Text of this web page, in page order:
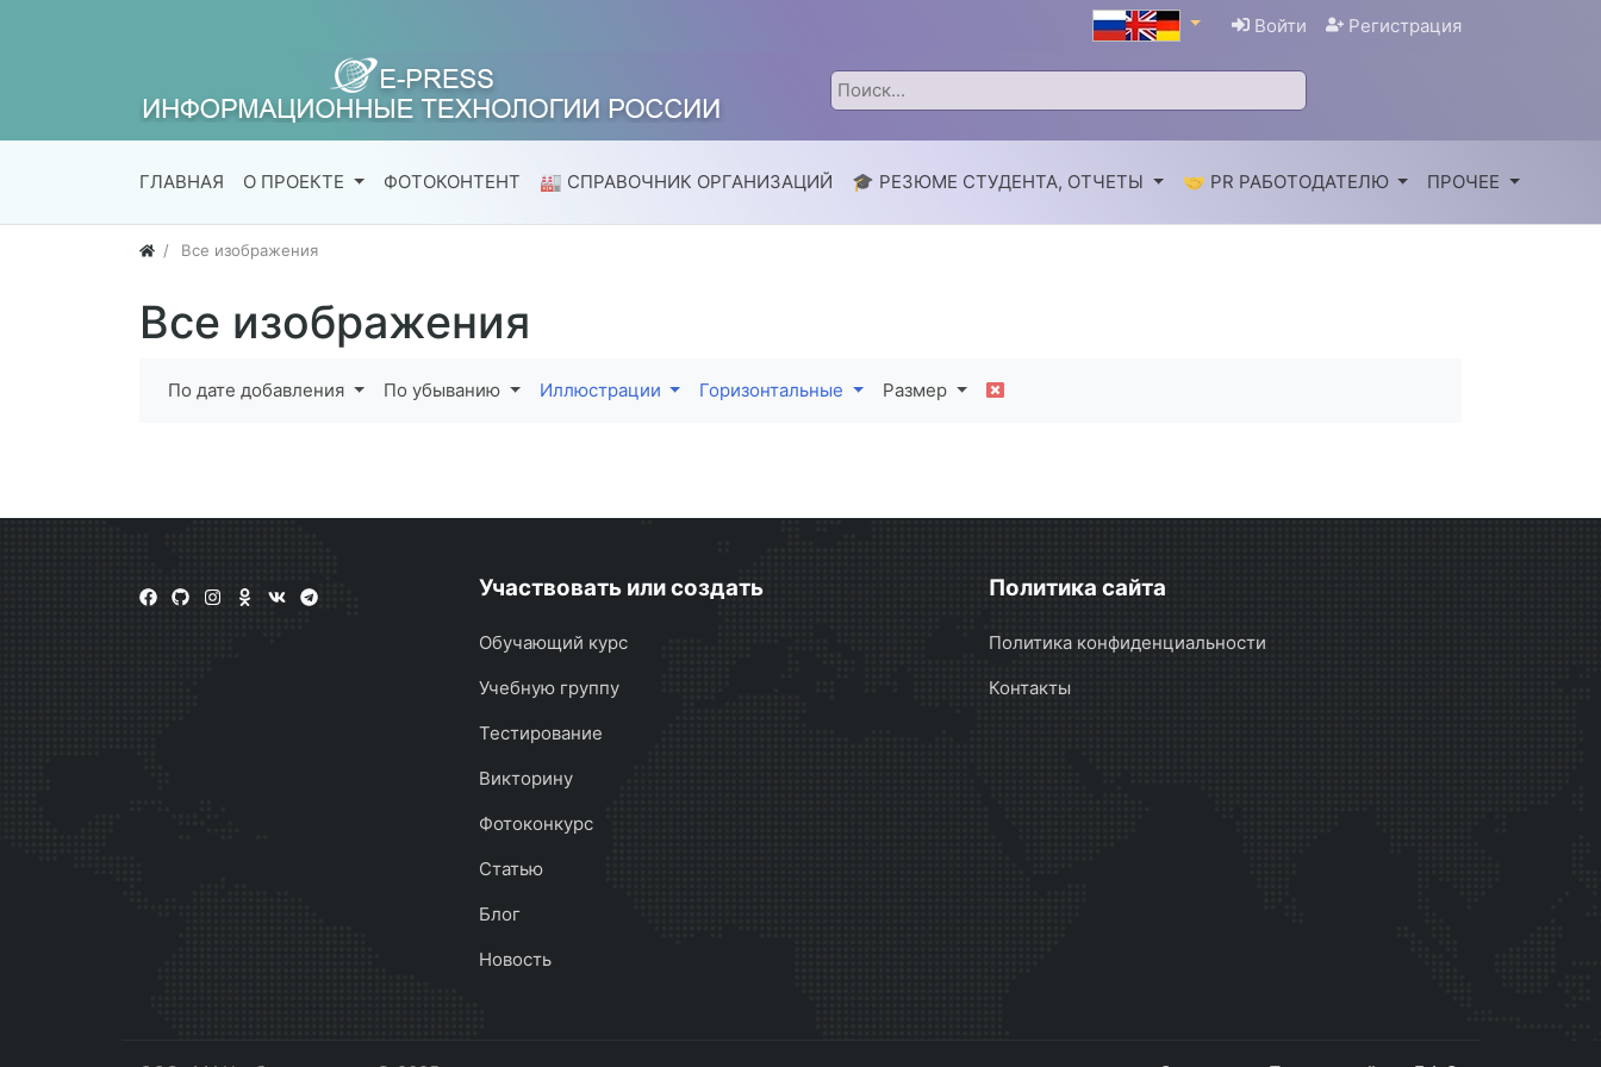
Войти Регистрация
ГЛАВНАЯ О ПРОЕКТЕ ФОТОКОНТЕНТ 🏭 СПРАВОЧНИК ОРГАНИЗАЦИЙ 🎓 РЕЗЮМЕ СТУДЕНТА, ОТЧЕТЫ 🤝 PR РАБОТОДАТЕЛЮ ПРОЧЕЕ
Все изображения
Все изображения
По дате добавления По убыванию Иллюстрации Горизонтальные Размер
Участвовать или создать
Обучающий курс
Учебную группу
Тестирование
Викторину
Фотоконкурс
Статью
Блог
Новость
Политика сайта
Политика конфиденциальности
Контакты